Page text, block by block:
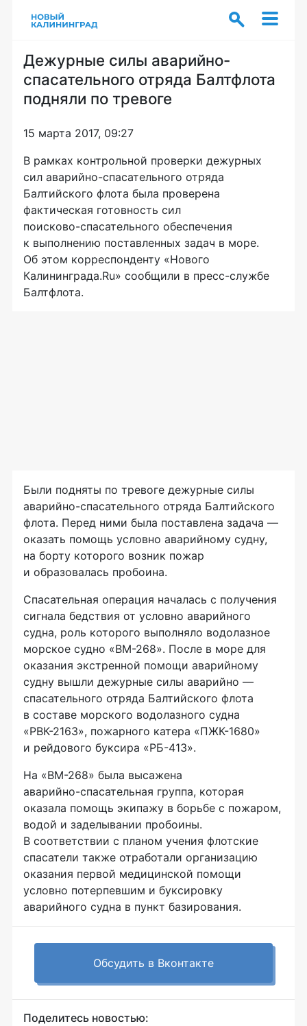
Дежурные силы аварийно-
спасательного отряда Балтфлота
подняли по тревоге
15 марта 2017, 09:27
В рамках контрольной проверки дежурных
сил аварийно-спасательного отряда
Балтийского флота была проверена
фактическая готовность сил
поисково-спасательного обеспечения
к выполнению поставленных задач в море.
Об этом корреспонденту «Нового
Калининграда.Ru» сообщили в пресс-службе
Балтфлота.
Были подняты по тревоге дежурные силы
аварийно-спасательного отряда Балтийского
флота. Перед ними была поставлена задача —
оказать помощь условно аварийному судну,
на борту которого возник пожар
и образовалась пробоина.
Спасательная операция началась с получения
сигнала бедствия от условно аварийного
судна, роль которого выполняло водолазное
морское судно «ВМ-268». После в море для
оказания экстренной помощи аварийному
судну вышли дежурные силы аварийно —
спасательного отряда Балтийского флота
в составе морского водолазного судна
«РВК-2163», пожарного катера «ПЖК-1680»
и рейдового буксира «РБ-413».
На «ВМ-268» была высажена
аварийно-спасательная группа, которая
оказала помощь экипажу в борьбе с пожаром,
водой и заделывании пробоины.
В соответствии с планом учения флотские
спасатели также отработали организацию
оказания первой медицинской помощи
условно потерпевшим и буксировку
аварийного судна в пункт базирования.
Обсудить в Вконтакте
Поделитесь новостью: